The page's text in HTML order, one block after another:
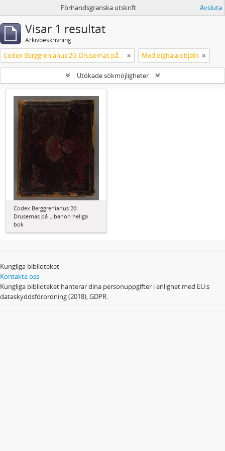
Förhandsgranska utskrift Avsluta
Visar 1 resultat
Arkivbeskrivning
Codex Berggrenianus 20: Drusernas på Libanon heliga bok Med digitala objekt
Utökade sökmöjligheter
Codex Berggrenianus 20:
Drusernas på Libanon heliga
bok
Kungliga biblioteket
Kontakta oss
Kungliga biblioteket hanterar dina personuppgifter i enlighet med EU:s
dataskyddsförordning (2018), GDPR.